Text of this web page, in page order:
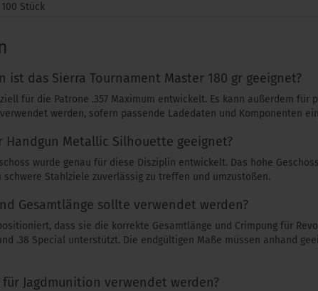
100 Stück
ist das Sierra Tournament Master 180 gr geeignet?
für die Patrone .357 Maximum entwickelt. Es kann außerdem für
werden, sofern passende Ladedaten und Komponenten
Handgun Metallic Silhouette geeignet?
wurde genau für diese Disziplin entwickelt. Das hohe
schwere Stahlziele zuverlässig zu treffen und umzustoßen.
Gesamtlänge sollte verwendet werden?
dass sie die korrekte Gesamtlänge und Crimpung für
.38 Special unterstützt. Die endgültigen Maße müssen anhand
für Jagdmunition verwendet werden?